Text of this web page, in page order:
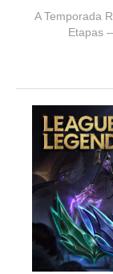
A Temporada
Etapas